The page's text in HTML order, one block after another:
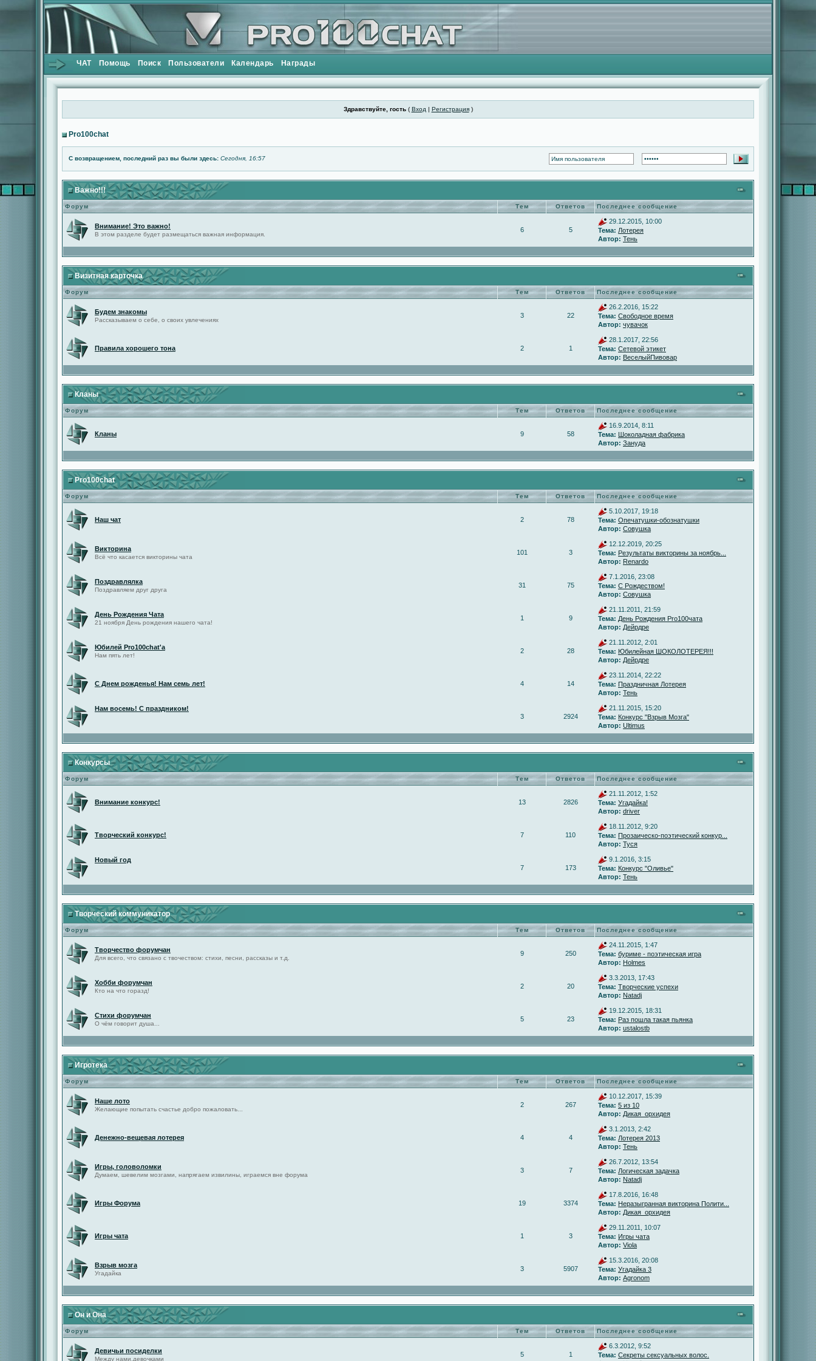
ЧАТ Помощь Поиск Пользователи Календарь Награды
Здравствуйте, гость( Вход | Регистрация)
Pro100chat
С возвращением, последний раз вы были здесь: Сегодня, 16:57
Важно!!!
Форум Тем Ответов Последнее сообщение
Внимание! Это важно!
В этом разделе будет размещаться важная информация.
6 5
29.12.2015, 10:00
Тема: Лотерея
Автор: Тень
Визитная карточка
Форум Тем Ответов Последнее сообщение
Будем знакомы
Рассказываем о себе, о своих увлечениях
3 22
26.2.2016, 15:22
Тема: Свободное время
Автор: чувачок
Правила хорошего тона 2 1
28.1.2017, 22:56
Тема: Сетевой этикет
Автор: ВеселыйПивовар
Кланы
Форум Тем Ответов Последнее сообщение
Кланы 9 58
16.9.2014, 8:11
Тема: Шоколадная фабрика
Автор: Зануда
Pro100chat
Форум Тем Ответов Последнее сообщение
Наш чат 2 78
5.10.2017, 19:18
Тема: Опечатушки-обознатушки
Автор: Совушка
Викторина
Всё что касается викторины чата
101 3
12.12.2019, 20:25
Тема: Результаты викторины за ноябрь...
Автор: Renardo
Поздравлялка
Поздравляем друг друга
31 75
7.1.2016, 23:08
Тема: С Рождеством!
Автор: Совушка
День Рождения Чата
21 ноября День рождения нашего чата!
1 9
21.11.2011, 21:59
Тема: День Рождения Pro100чата
Автор: Дейрдре
Юбилей Pro100chat'а
Нам пять лет!
2 28
21.11.2012, 2:01
Тема: Юбилейная ШОКОЛОТЕРЕЯ!!!
Автор: Дейрдре
С Днем рожденья! Нам семь лет! 4 14
23.11.2014, 22:22
Тема: Праздничная Лотерея
Автор: Тень
Нам восемь! С праздником!
3
2924
21.11.2015, 15:20
Тема: Конкурс "Взрыв Мозга"
Автор: Ultimus
Конкурсы
Форум Тем Ответов Последнее сообщение
Внимание конкурс! 13 2826
21.11.2012, 1:52
Тема: Угадайка!
Автор: driver
Творческий конкурс! 7 110
18.11.2012, 9:20
Тема: Прозаическо-поэтический конкур...
Автор: Туся
Новый год
7
173
9.1.2016, 3:15
Тема: Конкурс "Оливье"
Автор: Тень
Творческий коммуникатор
Форум Тем Ответов Последнее сообщение
Творчество форумчан
Для всего, что связано с твочеством: стихи, песни, рассказы и т.д.
9 250
24.11.2015, 1:47
Тема: буриме - поэтическая игра
Автор: Holmes
Хобби форумчан
Кто на что горазд!
2 20
3.3.2013, 17:43
Тема: Творческие успехи
Автор: Natadj
Стихи форумчан
О чём говорит душа...
5 23
19.12.2015, 18:31
Тема: Раз пошла такая пьянка
Автор: ustalostb
Игротека
Форум Тем Ответов Последнее сообщение
Наше лото
Желающие попытать счастье добро пожаловать...
2 267
10.12.2017, 15:39
Тема: 5 из 10
Автор: Дикая_орхидея
Денежно-вещевая лотерея 4 4
3.1.2013, 2:42
Тема: Лотерея 2013
Автор: Тень
Игры, головоломки
Думаем, шевелим мозгами, напрягаем извилины, играемся вне форума
3 7
26.7.2012, 13:54
Тема: Логическая задачка
Автор: Natadj
Игры Форума 19 3374
17.8.2016, 16:48
Тема: Неразыгранная викторина Полити...
Автор: Дикая_орхидея
Игры чата 1 3
29.11.2011, 10:07
Тема: Игры чата
Автор: Viola
Взрыв мозга
Угадайка
3 5907
15.3.2016, 20:08
Тема: Угадайка 3
Автор: Agronom
Он и Она
Форум Тем Ответов Последнее сообщение
Девичьи посиделки
Между нами,девочками
5 1
6.3.2012, 9:52
Тема: Секреты сексуальных волос.